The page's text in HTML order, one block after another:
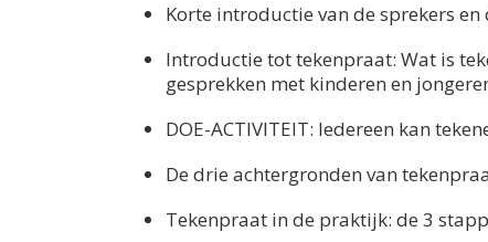
Korte introductie van de sprekers en
Introductie tot tekenpraat: Wat is
gesprekken met kinderen en
DOE-ACTIVITEIT: Iedereen kan
De drie achtergronden van
Tekenpraat in de praktijk: de 3